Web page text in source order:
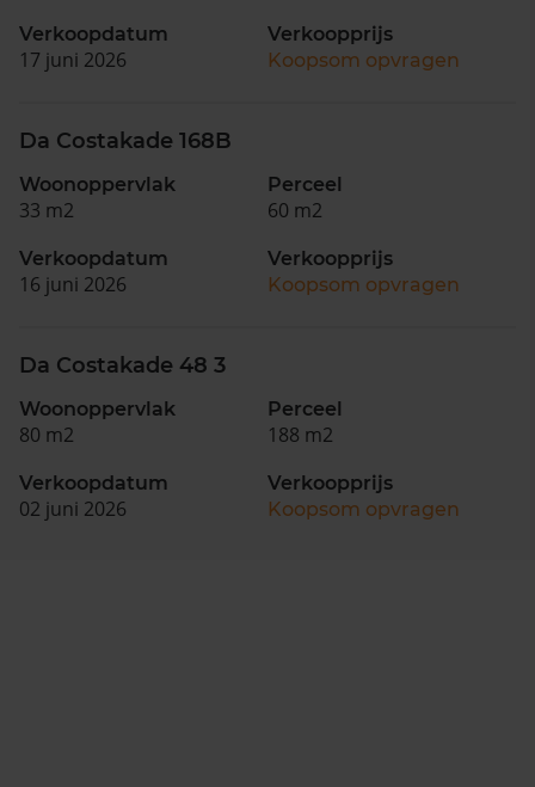
Verkoopdatum
17 juni 2026
Verkoopprijs
Koopsom opvragen
Da Costakade 168B
Woonoppervlak
33 m2
Perceel
60 m2
Verkoopdatum
16 juni 2026
Verkoopprijs
Koopsom opvragen
Da Costakade 48 3
Woonoppervlak
80 m2
Perceel
188 m2
Verkoopdatum
02 juni 2026
Verkoopprijs
Koopsom opvragen